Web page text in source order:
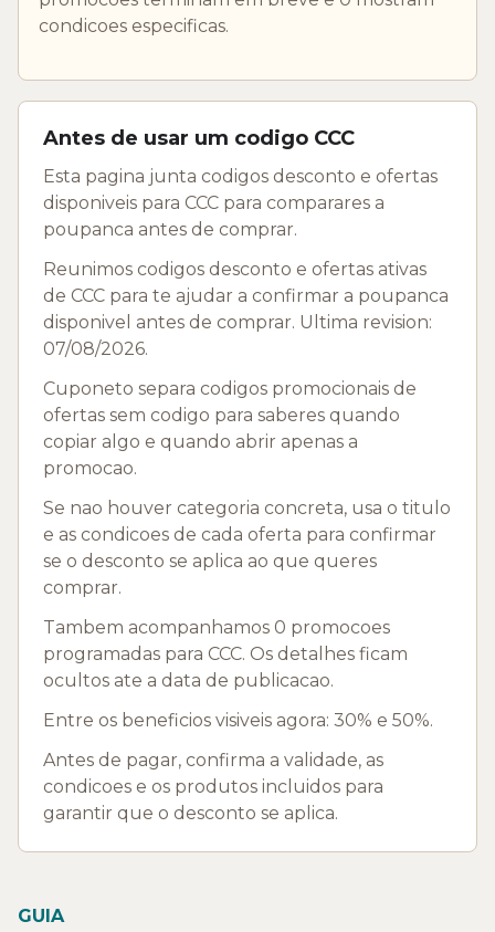
condicoes especificas.
Antes de usar um codigo CCC
Esta pagina junta codigos desconto e ofertas
disponiveis para CCC para comparares a
poupanca antes de comprar.
Reunimos codigos desconto e ofertas ativas
de CCC para te ajudar a confirmar a poupanca
disponivel antes de comprar. Ultima revision:
07/08/2026.
Cuponeto separa codigos promocionais de
ofertas sem codigo para saberes quando
copiar algo e quando abrir apenas a
promocao.
Se nao houver categoria concreta, usa o titulo
e as condicoes de cada oferta para confirmar
se o desconto se aplica ao que queres
comprar.
Tambem acompanhamos 0 promocoes
programadas para CCC. Os detalhes ficam
ocultos ate a data de publicacao.
Entre os beneficios visiveis agora: 30% e 50%.
Antes de pagar, confirma a validade, as
condicoes e os produtos incluidos para
garantir que o desconto se aplica.
GUIA